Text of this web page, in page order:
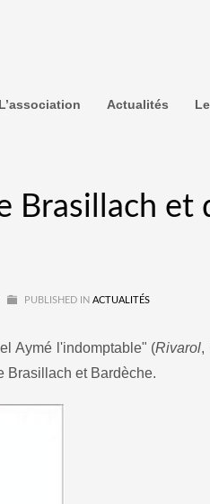
L’association Actualités
Brasillach et
PUBLISHED IN ACTUALITÉS
Aymé l'indomptable" (Rivarol,
Brasillach et Bardèche.